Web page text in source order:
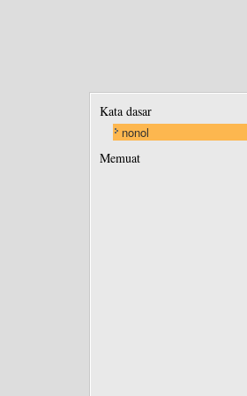
Kata dasar
nonol
Memuat